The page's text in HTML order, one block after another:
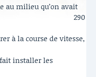
au milieu qu’on avait
290
à la course de vitesse,
installer les